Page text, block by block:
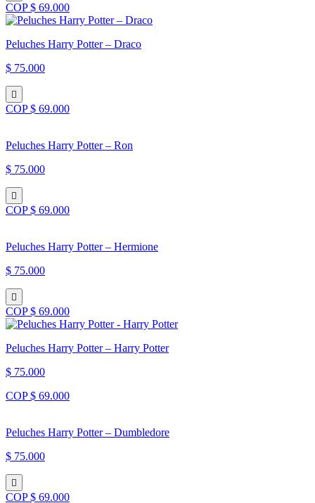
COP $ 69.000
Peluches Harry Potter – Draco
$ 75.000
COP $ 69.000
Peluches Harry Potter – Ron
$ 75.000
COP $ 69.000
Peluches Harry Potter – Hermione
$ 75.000
COP $ 69.000
Peluches Harry Potter – Harry Potter
$ 75.000
COP $ 69.000
Peluches Harry Potter – Dumbledore
$ 75.000
COP $ 69.000